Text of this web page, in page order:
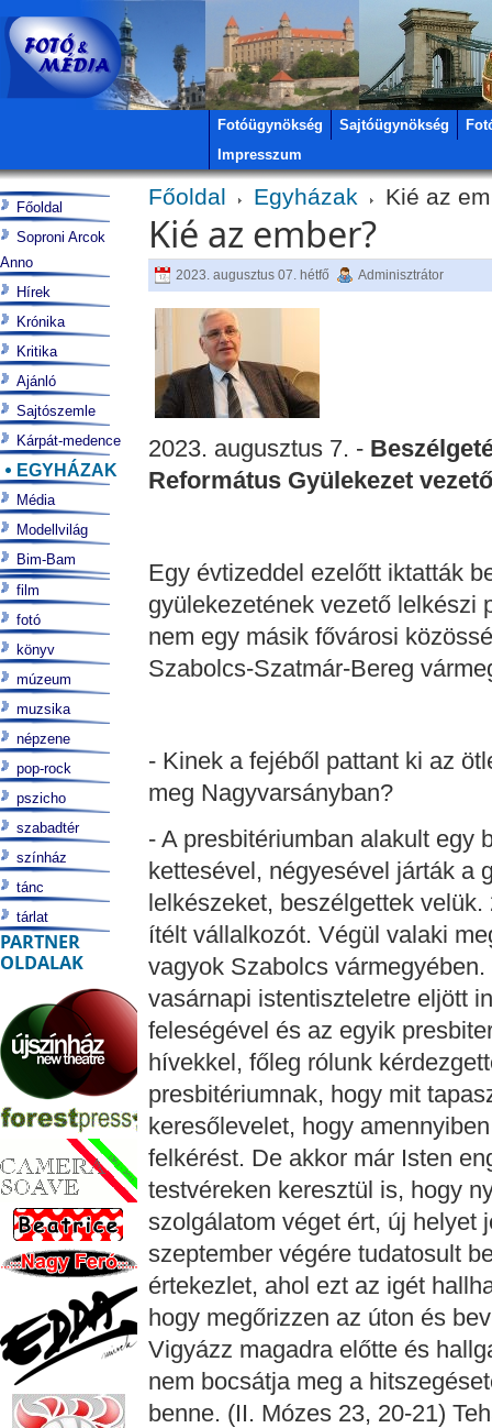
Fotóügynökség Sajtóügynökség
Impresszum
Főoldal Egyházak Kié az
Kié az ember?
2023. augusztus 07. hétfő Adminisztrátor
2023. augusztus 7. -
Református Gyülekezet
Egy évtizeddel ezelőtt iktatták
gyülekezetének vezető lelkészi
nem egy másik fővárosi
Szabolcs-Szatmár-Bereg
- Kinek a fejéből pattant ki az
meg Nagyvarsányban?
- A presbitériumban alakult egy
kettesével, négyesével járták a
lelkészeket, beszélgettek
ítélt vállalkozót. Végül valaki
vagyok Szabolcs
vasárnapi istentiszteletre eljött
feleségével és az egyik
hívekkel, főleg rólunk
presbitériumnak, hogy mit
keresőlevelet, hogy
felkérést. De akkor már Isten
testvéreken keresztül is, hogy
szolgálatom véget ért, új helyet
szeptember végére tudatosult
értekezlet, ahol ezt az igét
hogy megőrizzen az úton és
Vigyázz magadra előtte és
nem bocsátja meg a
benne. (II. Mózes 23, 20-21)
Főoldal
Soproni Arcok
Anno
Hírek
Krónika
Kritika
Ajánló
Sajtószemle
Kárpát-medence
EGYHÁZAK
Média
Modellvilág
Bim-Bam
film
fotó
könyv
múzeum
muzsika
népzene
pop-rock
pszicho
szabadtér
színház
tánc
tárlat
PARTNER
OLDALAK